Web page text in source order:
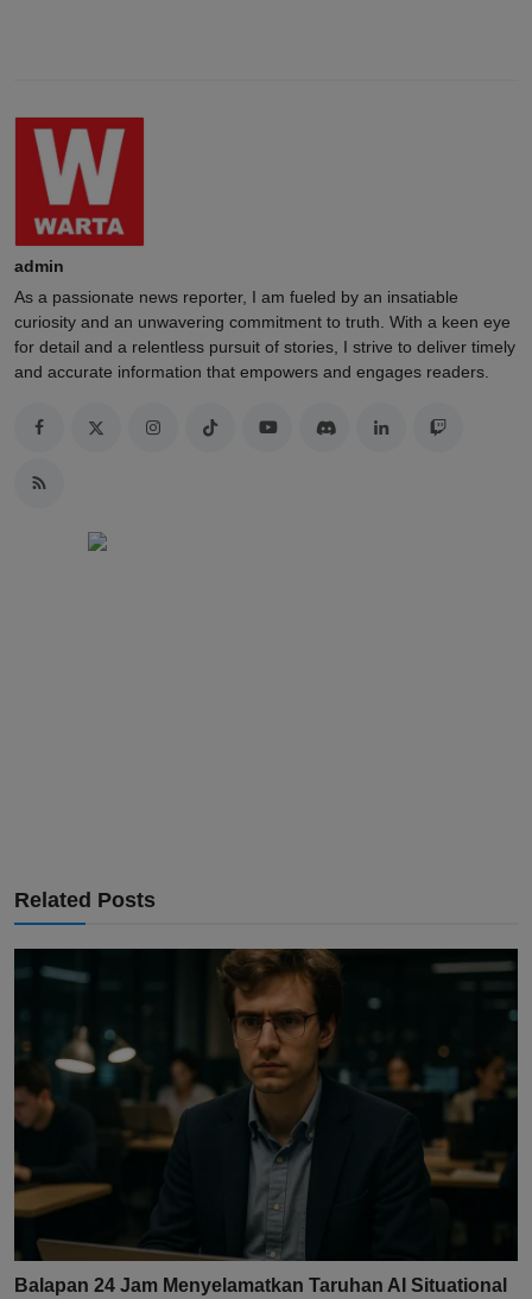
admin
As a passionate news reporter, I am fueled by an insatiable
curiosity and an unwavering commitment to truth. With a keen eye
for detail and a relentless pursuit of stories, I strive to deliver timely
and accurate information that empowers and engages readers.
Related Posts
Balapan 24 Jam Menyelamatkan Taruhan AI Situational